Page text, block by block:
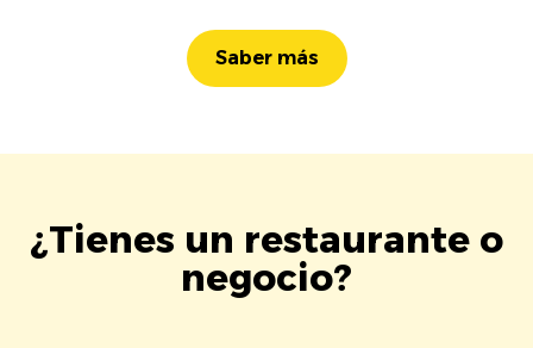
Saber más
¿Tienes un restaurante o
negocio?